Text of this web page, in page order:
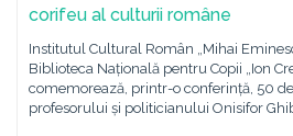
corifeu al culturii române
Institutul Cultural Român „Mihai
Biblioteca Națională pentru Copii „Ion
comemorează, printr-o conferință, 50
profesorului și politicianului Onisifor